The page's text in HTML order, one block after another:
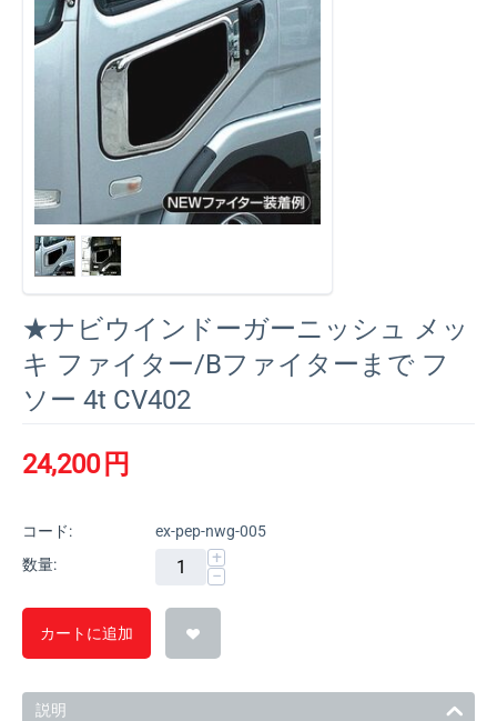
★ナビウインドーガーニッシュ メッ
キ ファイター/Bファイターまで フ
ソー 4t CV402
24,200 円
コード:
ex-pep-nwg-005
数量:
+
−
カートに追加
説明